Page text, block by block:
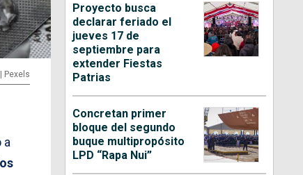
Pexels
a
Proyecto busca
declarar feriado el
jueves 17 de
septiembre para
extender Fiestas
Patrias
Concretan primer
bloque del segundo
buque multipropósito
LPD “Rapa Nui”